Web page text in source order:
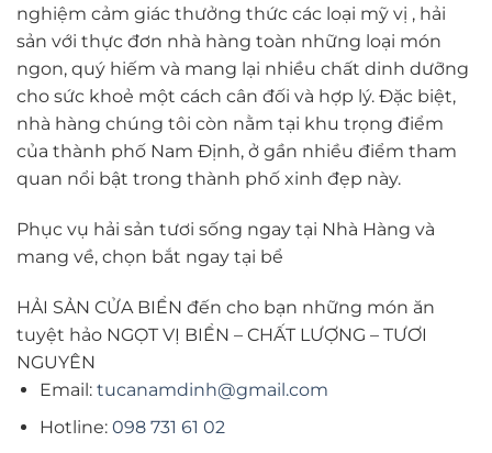
nghiệm cảm giác thưởng thức các loại mỹ vị , hải
sản với thực đơn nhà hàng toàn những loại món
ngon, quý hiếm và mang lại nhiều chất dinh dưỡng
cho sức khoẻ một cách cân đối và hợp lý. Đặc biệt,
nhà hàng chúng tôi còn nằm tại khu trọng điểm
của thành phố Nam Định, ở gần nhiều điểm tham
quan nổi bật trong thành phố xinh đẹp này.
Phục vụ hải sản tươi sống ngay tại Nhà Hàng và
mang về, chọn bắt ngay tại bể
HẢI SẢN CỬA BIỂN đến cho bạn những món ăn
tuyệt hảo NGỌT VỊ BIỂN – CHẤT LƯỢNG – TƯƠI
NGUYÊN
Email: tucanamdinh@gmail.com
Hotline: 098 731 61 02